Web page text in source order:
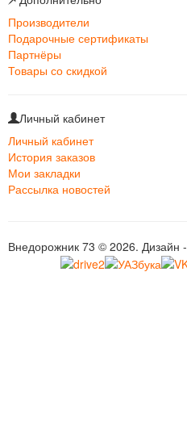
Производители
Подарочные сертификаты
Партнёры
Товары со скидкой
Личный кабинет
Личный кабинет
История заказов
Мои закладки
Рассылка новостей
Внедорожник 73 © 2026. Дизайн -